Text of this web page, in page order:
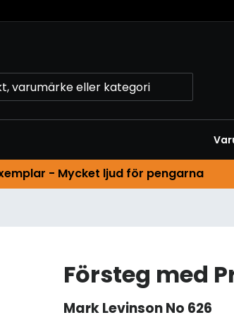
- Mycket ljud för pengarna
Försteg med
Mark LevinsonNo 626